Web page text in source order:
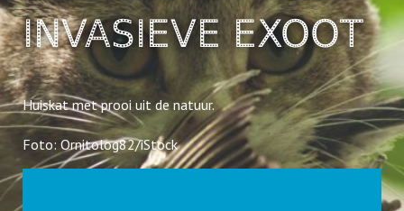
INVASIEVE EXOOT
Huiskat met prooi uit de natuur.
Foto: Ornitolog82/iStock